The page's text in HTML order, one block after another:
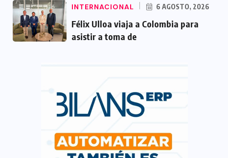
INTERNACIONAL 6 AGOSTO, 2026
Félix Ulloa viaja a Colombia para
asistir a toma de